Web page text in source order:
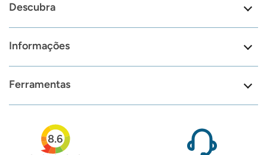
Descubra
Informações
Ferramentas
8.6